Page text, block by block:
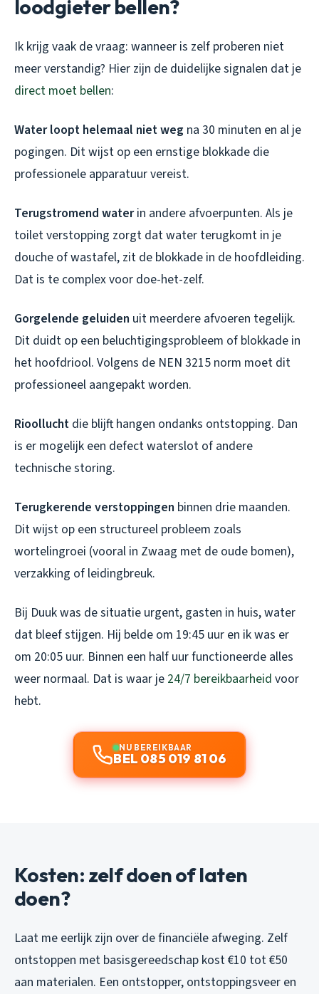
loodgieter bellen?
Ik krijg vaak de vraag: wanneer is zelf proberen niet
meer verstandig? Hier zijn de duidelijke signalen dat je
direct moet bellen:
Water loopt helemaal niet weg na 30 minuten en al je
pogingen. Dit wijst op een ernstige blokkade die
professionele apparatuur vereist.
Terugstromend waterin andere afvoerpunten. Als je
toilet verstopping zorgt dat water terugkomt in je
douche of wastafel, zit de blokkade in de hoofdleiding.
Dat is te complex voor doe-het-zelf.
Gorgelende geluiden uit meerdere afvoeren tegelijk.
Dit duidt op een beluchtigingsprobleem of blokkade in
het hoofdriool. Volgens de NEN 3215 norm moet dit
professioneel aangepakt worden.
Rioollucht die blijft hangen ondanks ontstopping. Dan
is er mogelijk een defect waterslot of andere
technische storing.
Terugkerende verstoppingen binnen drie maanden.
Dit wijst op een structureel probleem zoals
wortelingroei (vooral in Zwaag met de oude bomen),
verzakking of leidingbreuk.
Bij Duuk was de situatie urgent, gasten in huis, water
dat bleef stijgen. Hij belde om 19:45 uur en ik was er
om 20:05 uur. Binnen een half uur functioneerde alles
weer normaal. Dat is waar je 24/7 bereikbaarheid voor
hebt.
NU BEREIKBAAR
BEL 085 019 81 06
Kosten: zelf doen of laten
doen?
Laat me eerlijk zijn over de financiële afweging. Zelf
ontstoppen met basisgereedschap kost €10 tot €50
aan materialen. Een ontstopper, ontstoppingsveer en